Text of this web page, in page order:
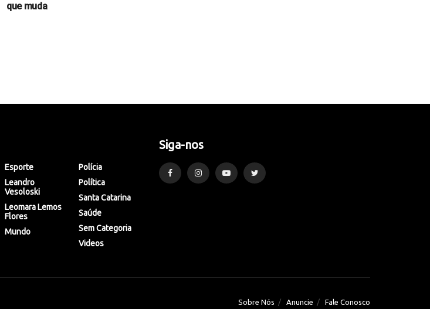
que muda
Esporte
Leandro
Vesoloski
Leomara Lemos
Flores
Mundo
Polícia
Política
Santa Catarina
Saúde
Sem Categoria
Videos
Siga-nos
Sobre Nós Anuncie Fale Conosco